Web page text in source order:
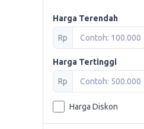
Harga Terendah
Rp
Harga Tertinggi
Rp
Harga Diskon